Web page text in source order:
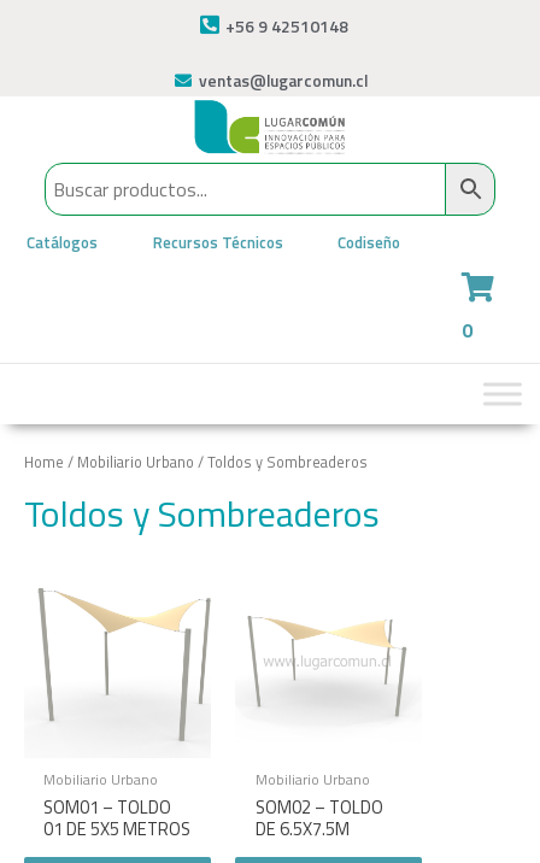
+56 9 42510148
ventas@lugarcomun.cl
Catálogos Recursos Técnicos Codiseño
0
Home / Mobiliario Urbano / Toldos y Sombreaderos
Toldos y Sombreaderos
Mobiliario Urbano
SOM01 – TOLDO
01 DE 5X5 METROS
Mobiliario Urbano
SOM02 – TOLDO
DE 6.5X7.5M